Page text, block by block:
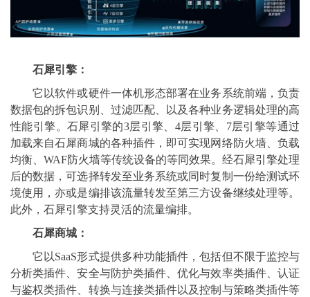
石犀引擎：
它以软件或硬件一体机形态部署在业务系统前端，负责
数据包的拆包识别、过滤匹配、以及各种业务逻辑处理的高
性能引擎。石犀引擎的3层引擎、4层引擎、7层引擎等通过
加载来自石犀商城的各种插件，即可实现网络防火墙、负载
均衡、WAF防火墙等传统设备的等同效果。经石犀引擎处理
后的数据，可选择转发至业务系统或同时复制一份给测试环
境使用，亦或是编排该流量转发至第三方设备继续处理等。
此外，石犀引擎支持灵活的流量编排。
石犀商城：
它以SaaS形式提供多种功能插件，包括但不限于监控与
分析类插件、安全与防护类插件、优化与效率类插件、认证
与鉴权类插件、转换与连接类插件以及控制与策略类插件等